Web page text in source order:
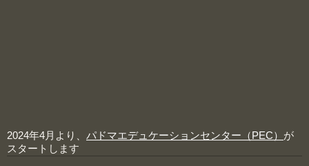
2024年4月より、 パドマエデュケーションセンター（PEC） が
スタートします